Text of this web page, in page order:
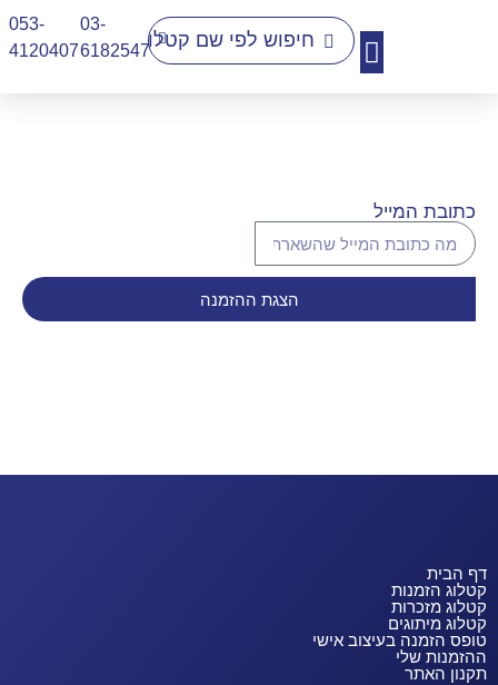
03-
6182547
053-
4120407​
כתובת המייל
הצגת ההזמנה
דף הבית
קטלוג הזמנות
קטלוג מזכרות
קטלוג מיתוגים
טופס הזמנה בעיצוב אישי
ההזמנות שלי
תקנון האתר